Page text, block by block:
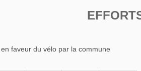
faveur du vélo par la commune